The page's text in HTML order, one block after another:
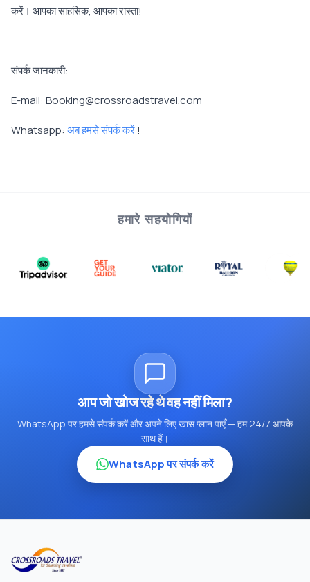
करें। आपका साहसिक, आपका रास्ता!
संपर्क जानकारी:
E-mail: Booking@crossroadstravel.com
Whatsapp: अब हमसे संपर्क करें!
हमारे सहयोगियों
आप जो खोज रहे थे वह नहीं मिला?
WhatsApp पर हमसे संपर्क करें और अपने लिए खास प्लान पाएँ — हम 24/7 आपके
साथ हैं।
WhatsApp पर संपर्क करें